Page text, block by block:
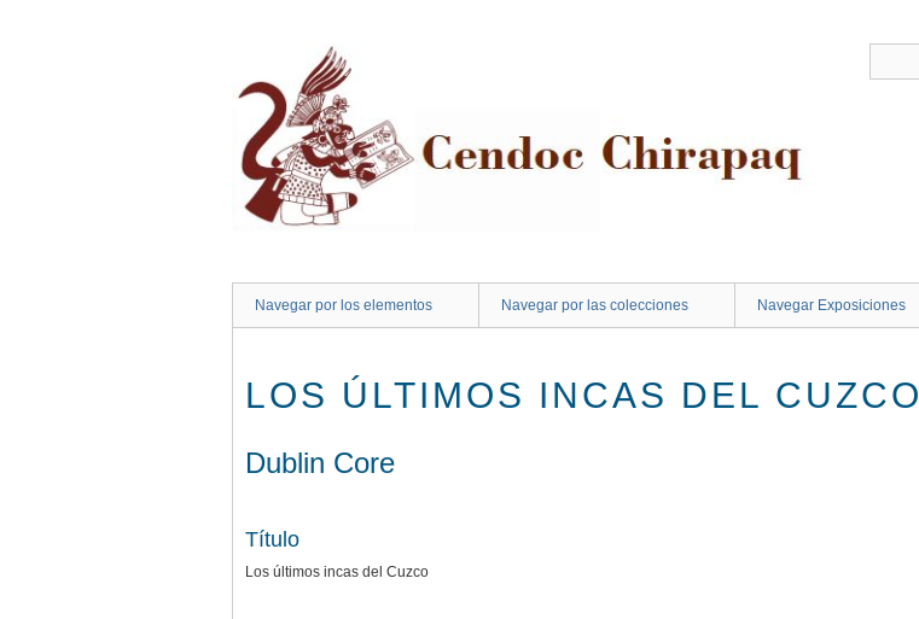
Navegar por los elementos Navegar por las colecciones Navegar Exposiciones
LOS ÚLTIMOS INCAS DEL CUZCO
Dublin Core
Título
Los últimos incas del Cuzco